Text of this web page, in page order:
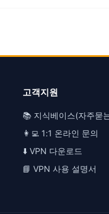
고객지원
📚 지식베이스(자주묻
👩‍💻 1:1 온라인 문의
⬇️ VPN 다운로드
📘 VPN 사용 설명서